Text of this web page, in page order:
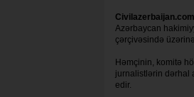
Civilazerbaijan.com
Azərbaycan
çərçivəsində
Həmçinin, komitə
jurnalistlərin dərhal
edir.